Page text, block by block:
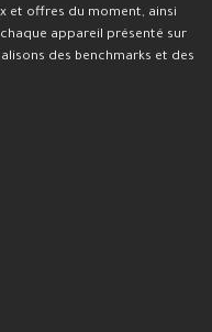
et offres du moment, ainsi
appareil présenté sur
des benchmarks et des